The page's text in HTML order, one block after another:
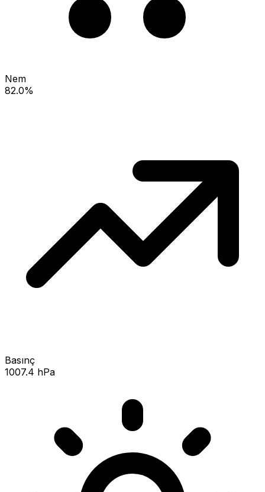
Nem
82.0%
Basınç
1007.4 hPa